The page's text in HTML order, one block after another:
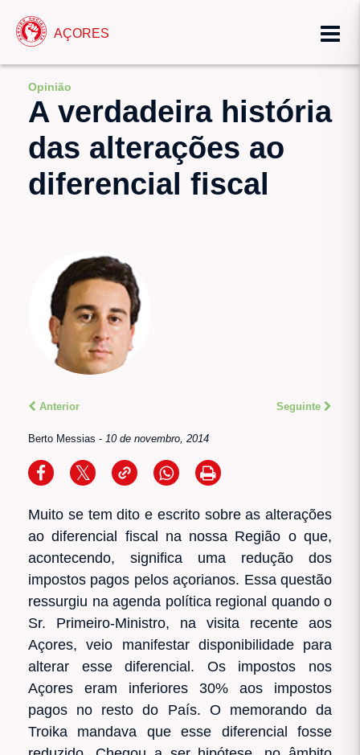
AÇORES
Opinião
A verdadeira história
das alterações ao
diferencial fiscal
Anterior Seguinte
Berto Messias - 10 de novembro, 2014
Muito se tem dito e escrito sobre as alterações
ao diferencial fiscal na nossa Região o que,
acontecendo, significa uma redução dos
impostos pagos pelos açorianos. Essa questão
ressurgiu na agenda política regional quando o
Sr. Primeiro-Ministro, na visita recente aos
Açores, veio manifestar disponibilidade para
alterar esse diferencial. Os impostos nos
Açores eram inferiores 30% aos impostos
pagos no resto do País. O memorando da
Troika mandava que esse diferencial fosse